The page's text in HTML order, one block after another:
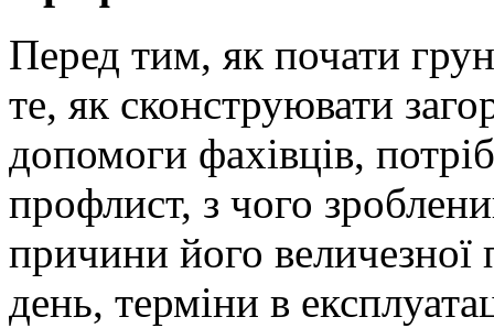
Перед тим, як почати
те, як сконструювати
допомоги фахівців,
профлист, з чого
причини його величезної
день, терміни в